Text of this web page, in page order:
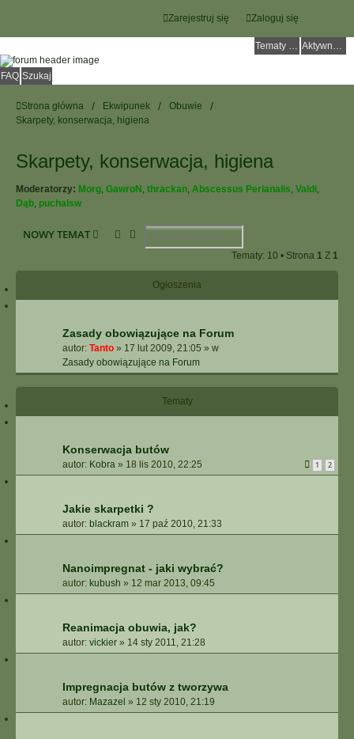
Zaloguj się
Zarejestruj się
Tematy bez odpowiedzi Aktywne tematy
FAQ Szukaj
Strona główna Ekwipunek
Obuwie
Skarpety, konserwacja, higiena
Skarpety, konserwacja, higiena
Moderatorzy: Morg, GawroN , thrackan, Abscessus Perianalis, Valdi,
Dąb, puchalsw
NOWY TEMAT SzukajWyszukiwanie Zaawansowane
Tematy: 10 • Strona 1 Z 1
Ogłoszenia
Zasady obowiązujące na Forum
autor: Tanto » 17 lut 2009, 21:05 » w
Zasady obowiązujące na Forum
Tematy
Konserwacja butów
autor: Kobra » 18 lis 2010, 22:25 1 2
Jakie skarpetki ?
autor: blackram » 17 paź 2010, 21:33
Nanoimpregnat - jaki wybrać?
autor: kubush » 12 mar 2013, 09:45
Reanimacja obuwia, jak?
autor: vickier » 14 sty 2011, 21:28
Impregnacja butów z tworzywa
autor: Mazazel » 12 sty 2010, 21:19